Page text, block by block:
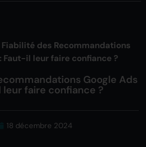
Fiabilité des Recommandations
Faut-il leur faire confiance ?
Google Ads
leur faire confiance ?
18 décembre 2024